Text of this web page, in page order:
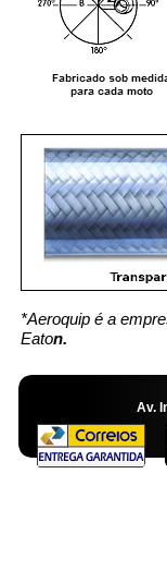
*Aeroquip é a
Eaton.
Av.